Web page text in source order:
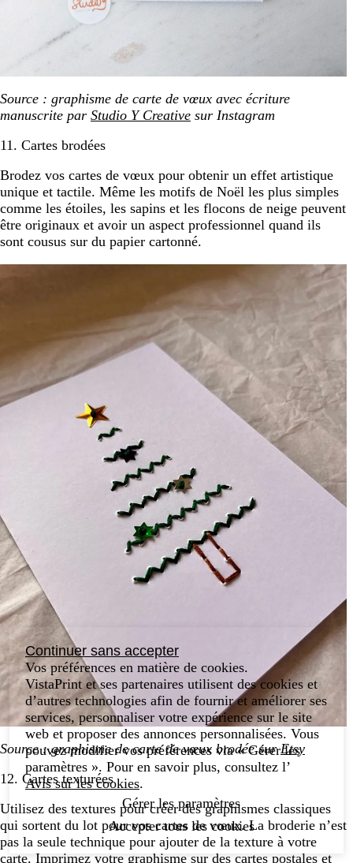
Source : graphisme de carte de vœux avec écriture
manuscrite par Studio Y Creative sur Instagram
11. Cartes brodées
Brodez vos cartes de vœux pour obtenir un effet artistique
unique et tactile. Même les motifs de Noël les plus simples
comme les étoiles, les sapins et les flocons de neige peuvent
être originaux et avoir un aspect professionnel quand ils
sont cousus sur du papier cartonné.
Source : graphisme de carte de vœux brodée surEtsy
12. Cartes texturées
Utilisez des textures pour créer des graphismes classiques
qui sortent du lot pour vos cartes de vœux. La broderie n’est
pas la seule technique pour ajouter de la texture à votre
carte. Imprimez votre graphisme sur des cartes postales et
Continuer sans accepter
Vos préférences en matière de cookies.
VistaPrint et ses partenaires utilisent des cookies et
d’autres technologies afin de fournir et améliorer ses
services, personnaliser votre expérience sur le site
web et proposer des annonces personnalisées. Vous
pouvez modifier vos préférences via « Gérer les
paramètres ». Pour en savoir plus, consultez l’
Avis sur les cookies.
Gérer les paramètres
Accepter tous les cookies